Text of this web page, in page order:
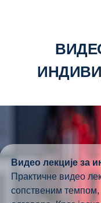
Видео лекције за
Практичне видео
сопственим темпом,